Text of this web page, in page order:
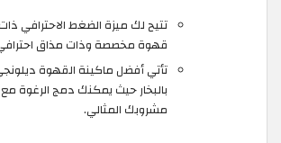
قهوة مخصصة وذات مذاق
تأتي أفضل ماكينة القهوة
بالبخار حيث يمكنك دمج الرغوة
مشروبك المثالي.